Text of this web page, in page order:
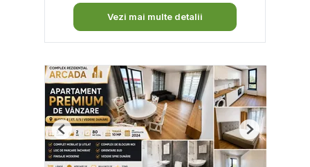
Vezi mai multe detalii
Previous Next